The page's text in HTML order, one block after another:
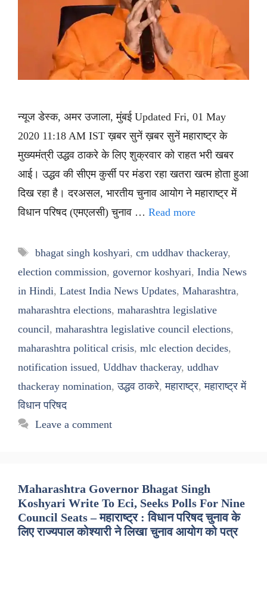
न्यूज डेस्क, अमर उजाला, मुंबई Updated Fri, 01 May
2020 11:18 AM IST ख़बर सुनें ख़बर सुनें महाराष्ट्र के
मुख्यमंत्री उद्धव ठाकरे के लिए शुक्रवार को राहत भरी खबर
आई। उद्धव की सीएम कुर्सी पर मंडरा रहा खतरा खत्म होता हुआ
दिख रहा है। दरअसल, भारतीय चुनाव आयोग ने महाराष्ट्र में
विधान परिषद (एमएलसी) चुनाव … Read more
Tags
bhagat singh koshyari, cm uddhav thackeray,
election commission, governor koshyari, India News
in Hindi, Latest India News Updates, Maharashtra,
maharashtra elections, maharashtra legislative
council, maharashtra legislative council elections,
maharashtra political crisis, mlc election decides,
notification issued, Uddhav thackeray, uddhav
thackeray nomination,उद्धव ठाकरे,महाराष्ट्र,महाराष्ट्र में
विधान परिषद
Leave a comment
Maharashtra Governor Bhagat Singh
Koshyari Write To Eci, Seeks Polls For Nine
Council Seats – महाराष्ट्र : विधान परिषद चुनाव के
लिए राज्यपाल कोश्यारी ने लिखा चुनाव आयोग को पत्र